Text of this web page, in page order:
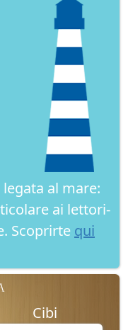
al mare:
ai lettori-
Scoprirte qui
Cibi